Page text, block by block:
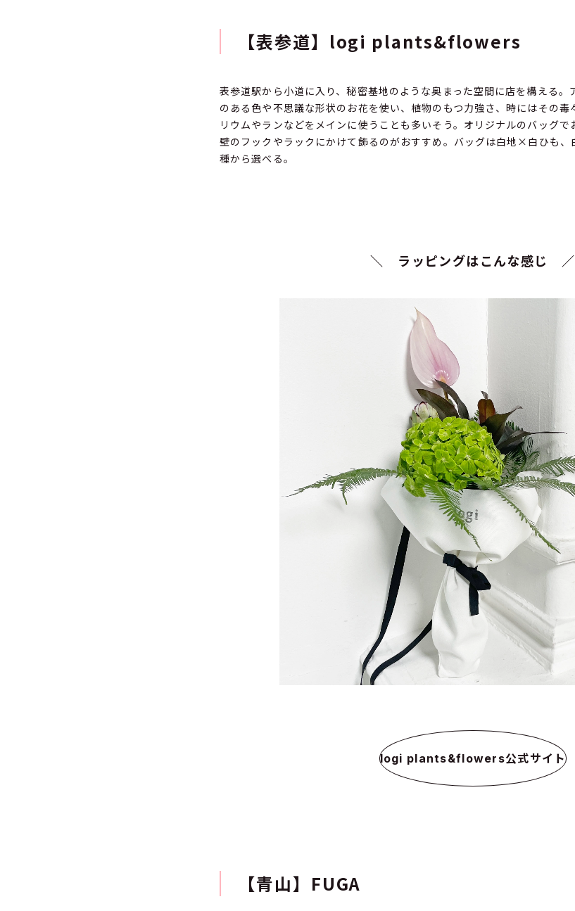
【表参道】logi plants&flowers
表参道駅から小道に入り、秘密基地のような奥まった空間に店を構える。
のある色や不思議な形状のお花を使い、植物のもつ力強さ、時にはその毒
リウムやランなどをメインに使うことも多いそう。オリジナルのバッグ
壁のフックやラックにかけて飾るのがおすすめ。バッグは白地×白ひも
種から選べる。
＼ ラッピングはこんな感じ ／
logi plants&flowers公式サイト
【青山】FUGA